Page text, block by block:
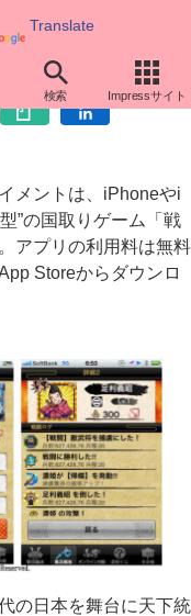
Translate
検索 Impressサイト
国テンカトリガー」
メントは、iPhoneやi
”の国取りゲーム「戦
アプリの利用料は無料
Storeからダウンロ
の日本を舞台に天下統